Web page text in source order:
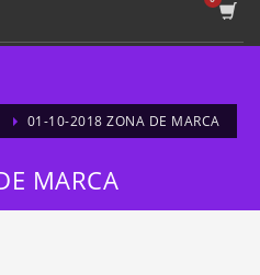
01-10-2018 ZONA DE MARCA
MARCA